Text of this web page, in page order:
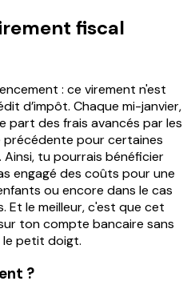
fiscal
: ce virement n'est
d’impôt. Chaque mi-janvier,
part des frais avancés par les
pour certaines
tu pourrais bénéficier
engagé des coûts pour une
ou encore dans le cas
Et le meilleur, c'est que cet
ton compte bancaire sans
le petit doigt.
?